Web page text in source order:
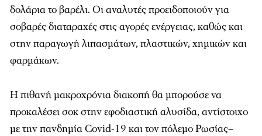
δολάρια το βαρέλι. Οι αναλυτές προειδοποιούν για
σοβαρές διαταραχές στις αγορές ενέργειας, καθώς και
στην παραγωγή λιπασμάτων, πλαστικών, χημικών και
φαρμάκων.
Η πιθανή μακροχρόνια διακοπή θα μπορούσε να
προκαλέσει σοκ στην εφοδιαστική αλυσίδα, αντίστοιχο
με την πανδημία Covid-19 και τον πόλεμο Ρωσίας–